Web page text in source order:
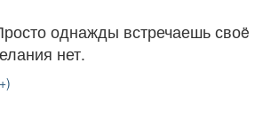
однажды встречаешь
нет.